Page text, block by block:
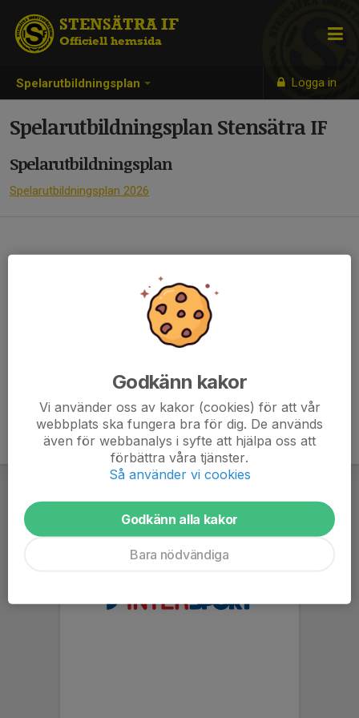
Spelarutbildningsplan Logga in
STENSÄTRA IF
Officiell hemsida
Spelarutbildningsplan Stensätra IF
Spelarutbildningsplan
Spelarutbildningsplan 2026
Godkänn kakor
Vi använder oss av kakor (cookies) för att vår
webbplats ska fungera bra för dig. De används
även för webbanalys i syfte att hjälpa oss att
förbättra våra tjänster.
Så använder vi cookies
Godkänn alla kakor
Bara nödvändiga